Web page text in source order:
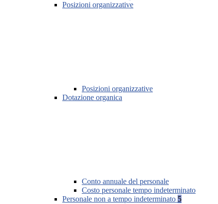
Posizioni organizzative
Posizioni organizzative
Dotazione organica
Conto annuale del personale
Costo personale tempo indeterminato
Personale non a tempo indeterminato 5